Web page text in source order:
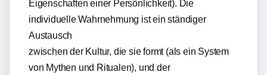
Eigenschaften einer Persönlichkeit). Die
individuelle Wahrnehmung ist ein ständiger
Austausch
zwischen der Kultur, die sie formt (als ein System
von Mythen und Ritualen), und der